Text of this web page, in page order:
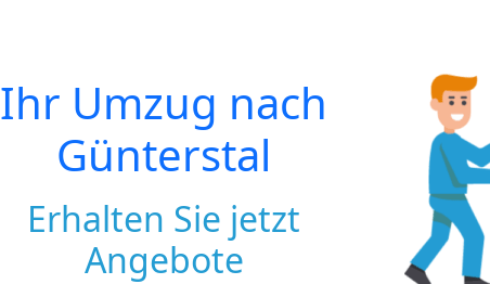
Ihr Umzug nach
Günterstal
Erhalten Sie jetzt
Angebote